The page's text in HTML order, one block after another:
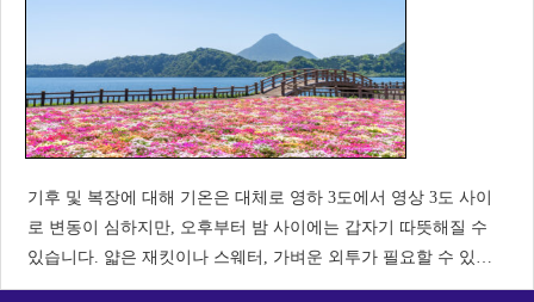
기후 및 복장에 대해 기온은 대체로 영하 3도에서 영상 3도 사이
로 변동이 심하지만, 오후부터 밤 사이에는 갑자기 따뜻해질 수
있습니다. 얇은 재킷이나 스웨터, 가벼운 외투가 필요할 수 있다.
긴팔 셔츠나 얇은 스웨터, 청바지나 가벼운 바지가 적합하다. 옷